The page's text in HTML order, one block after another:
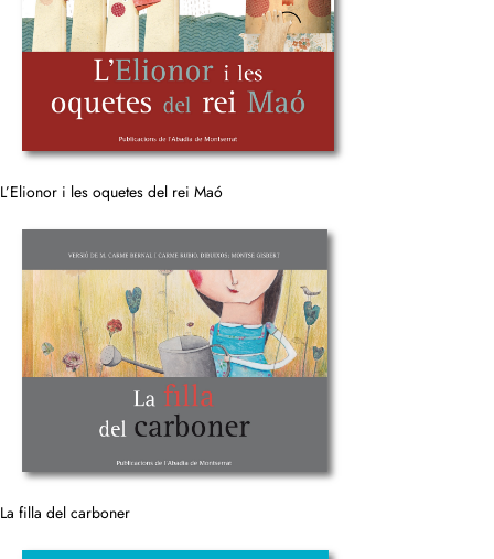
L’Elionor i les oquetes del rei Maó
La filla del carboner